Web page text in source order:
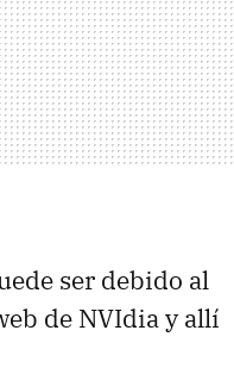
ser debido al
de NVIdia y allí